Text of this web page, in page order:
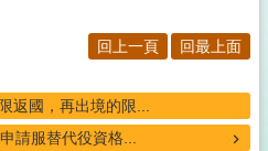
回上一頁 回最上面
返國，再出境的限...
請服替代役資格...